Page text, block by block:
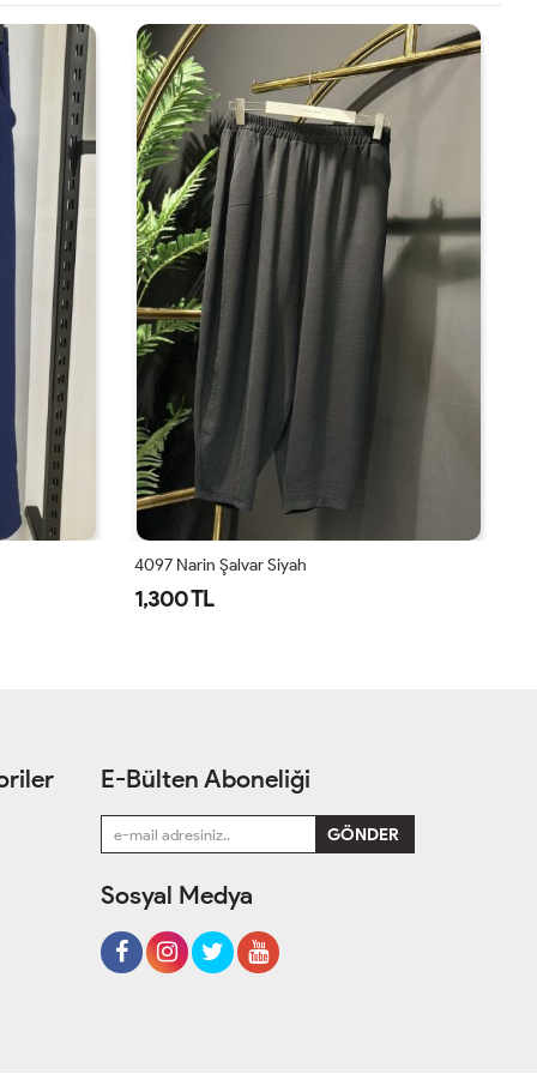
4097 Narin Şalvar Siyah
1,300 TL
E-Bülten Aboneliği
Sosyal Medya